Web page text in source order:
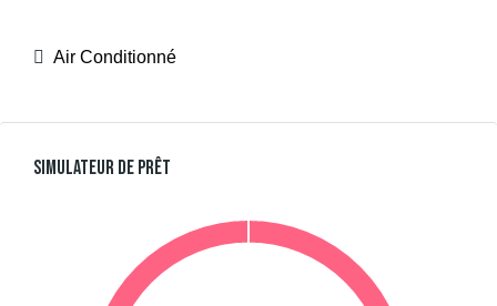
Air Conditionné
Simulateur De Prêt